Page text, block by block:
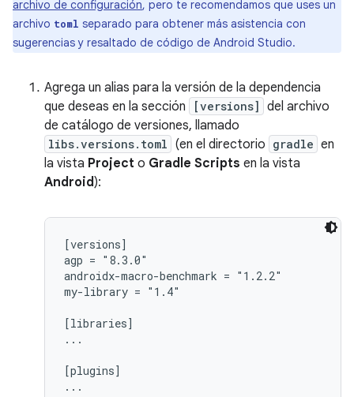
archivo de configuración, pero te recomendamos que uses un
archivo toml separado para obtener más asistencia con
sugerencias y resaltado de código de Android Studio.
Agrega un alias para la versión de la dependencia
que deseas en la sección
[versions] del archivo
de catálogo de versiones, llamado
libs.versions.toml (en el directorio gradle en
la vista Project o Gradle Scripts en la vista
Android):
[versions]
agp = "8.3.0"
androidx-macro-benchmark = "1.2.2"
my-library = "1.4"
[libraries]
...
[plugins]